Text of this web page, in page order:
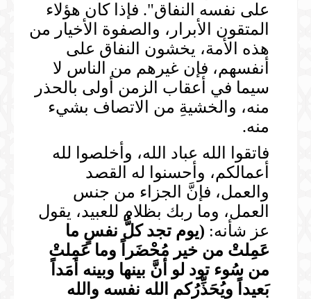
على نفسه النفاق". فإذا كان هؤلاء
المتقون الأبرار، والصفوة الأخيار من
هذه الأمة، يخشون النفاق على
أنفسهم، فإن غيرهم من الناس لا
سيما في أعقاب الزمن أولى بالحذر
منه، والخشيةِ من الاتصاف بشيء
منه.
فاتقوا الله عباد الله، وأخلصوا لله
أعمالكم، وأحسنوا له القصد
والعمل، فإنَّ الجزاء من جنس
العمل، وما ربك بظلام للعبيد، يقول
عز شأنه: (يوم تجد كلُّ نفسٍ ما
عَمِلتْ من خير مُحْضَراً وما عَمِلتْ
من سُوء تود لو أنَّ بينها وبينه أمَداً
بَعيداً ويُحَذِّرُكم الله نفسه والله